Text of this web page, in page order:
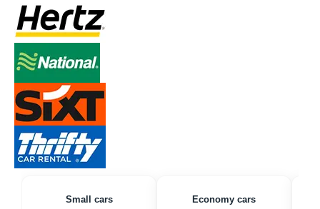
Small cars Economy cars